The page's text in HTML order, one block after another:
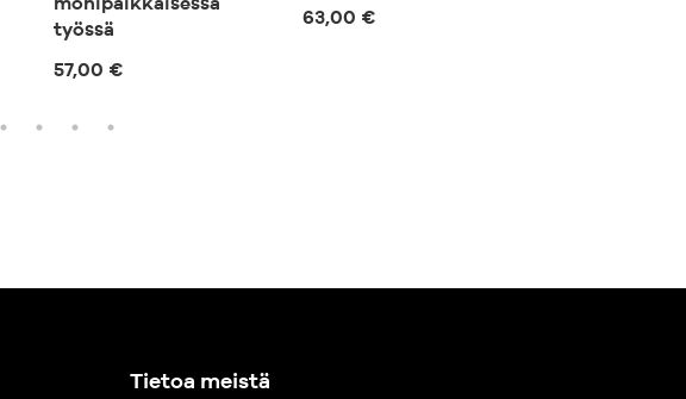
innovatiivisia ratkaisuja ja etsien aktiivisesti uusia
innovatiivisia toimijoita. Perinteisistä
innovaatio-hubit, laajemmat verkostot ja ekosysteemit
kehittää hankintaosaamista, hankintoja ja kestäviä
monipaikkaisessa
työssä
57,00 €
63,00 €
Tietoa meistä